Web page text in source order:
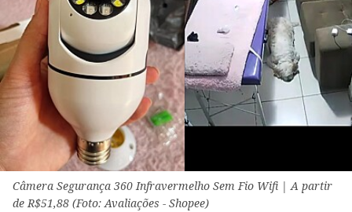
Câmera Segurança 360 Infravermelho Sem Fio Wifi | A partir
de R$51,88 (Foto: Avaliações - Shopee)